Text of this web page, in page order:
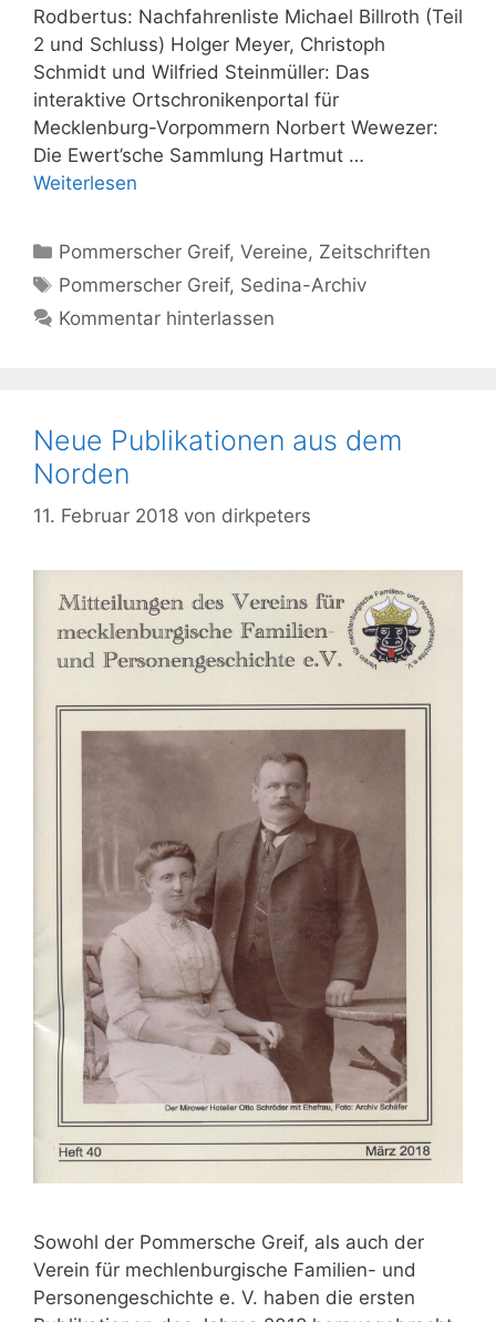
Rodbertus: Nachfahrenliste Michael Billroth (Teil
2 und Schluss) Holger Meyer, Christoph
Schmidt und Wilfried Steinmüller: Das
interaktive Ortschronikenportal für
Mecklenburg-Vorpommern Norbert Wewezer:
Die Ewert’sche Sammlung Hartmut …
Weiterlesen
Kategorien
Pommerscher Greif,Vereine, Zeitschriften
Schlagwörter
Pommerscher Greif, Sedina-Archiv
Kommentar hinterlassen
Neue Publikationen aus dem
Norden
11. Februar 2018 von dirkpeters
Sowohl der Pommersche Greif, als auch der
Verein für mechlenburgische Familien- und
Personengeschichte e. V. haben die ersten